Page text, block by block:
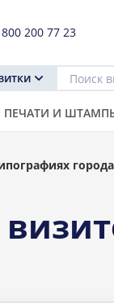
200 77 23
ПЕЧАТИ И